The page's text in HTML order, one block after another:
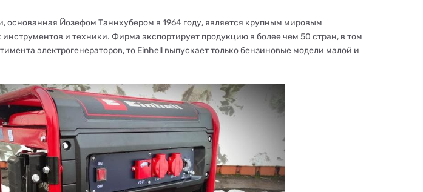
основанная Йозефом Таннхубером в 1964 году, является крупным мировым
и техники. Фирма экспортирует продукцию в более чем 50 стран, в том
электрогенераторов, то Einhell выпускает только бензиновые модели малой и